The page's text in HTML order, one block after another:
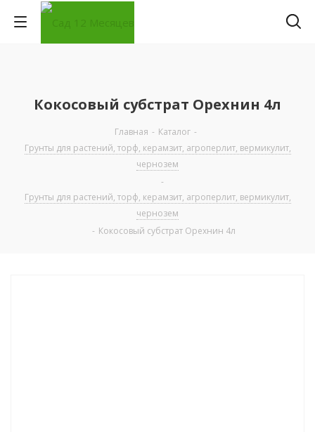
Кокосовый субстрат Орехнин 4л
Главная - Каталог -
Грунты для растений, торф, керамзит, агроперлит, вермикулит,
чернозем
-
Грунты для растений, торф, керамзит, агроперлит, вермикулит,
чернозем
- Кокосовый субстрат Орехнин 4л